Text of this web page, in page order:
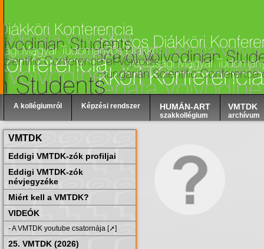
A kollégiumról Képzési rendszer HUMÁN-ART
szakkollégium
VMTDK
archívum
VMTDK
Eddigi VMTDK-zók profiljai
Eddigi VMTDK-zók
névjegyzéke
Miért kell a VMTDK?
VIDEÓK
- A VMTDK youtube csatornája [➚]
25. VMTDK (2026)